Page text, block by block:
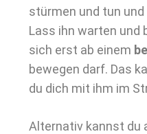
stürmen und tun
Lass ihn warten und
sich erst ab einem
bewegen darf. Das
du dich mit ihm im
Alternativ kannst du